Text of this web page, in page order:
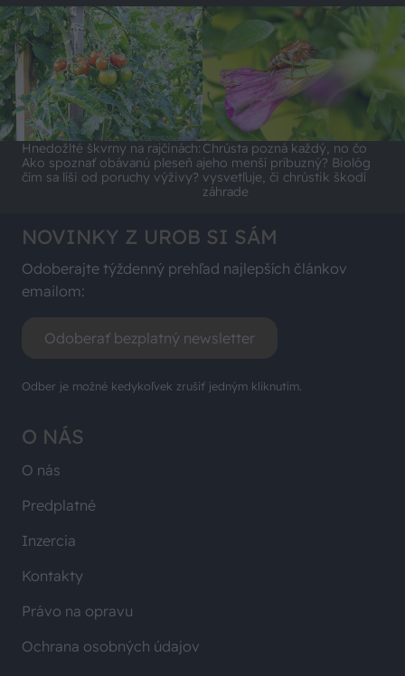
Hnedožlté škvrny na rajčinách:
Ako spoznať obávanú pleseň a
čím sa líši od poruchy výživy?
Chrústa pozná každý, no čo
jeho menší príbuzný? Biológ
vysvetľuje, či chrústik škodí
záhrade
O NÁS
O nás
Predplatné
Inzercia
Kontakty
Právo na opravu
Ochrana osobných údajov
NOVINKY Z UROB SI SÁM
Odoberajte týždenný prehľad najlepších článkov
emailom:
Odoberať bezplatný newsletter
Odber je možné kedykoľvek zrušiť jedným kliknutím.